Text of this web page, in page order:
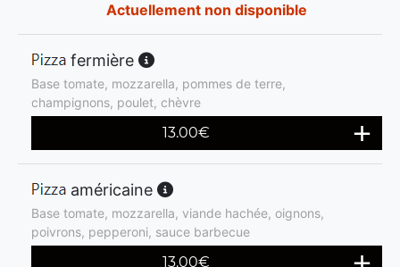
Actuellement non disponible
fermière
Base tomate, mozzarella, pommes de terre,
champignons, poulet, chèvre
13.00€
américaine
Base tomate, mozzarella, viande hachée, oignons,
poivrons, pepperoni, sauce barbecue
13.00€